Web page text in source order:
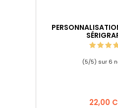
(5/5) sur 6
Prix
22,00